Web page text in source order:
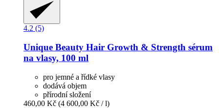
4.2 (5)
Unique Beauty Hair Growth & Strength sérum
na vlasy, 100 ml
pro jemné a řídké vlasy
dodává objem
přírodní složení
460,00 Kč (4 600,00 Kč / l)